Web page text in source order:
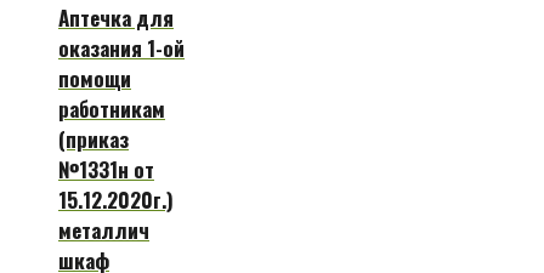
Аптечка для
оказания 1-ой
помощи
работникам
(приказ
№1331н от
15.12.2020г.)
металлич
шкаф